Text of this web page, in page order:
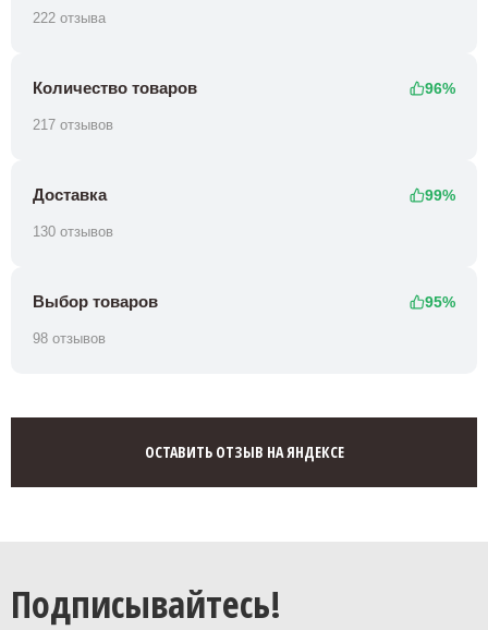
222 отзыва
Количество товаров 96%
217 отзывов
Доставка 99%
130 отзывов
Выбор товаров 95%
98 отзывов
ОСТАВИТЬ ОТЗЫВ НА ЯНДЕКСЕ
Подписывайтесь!